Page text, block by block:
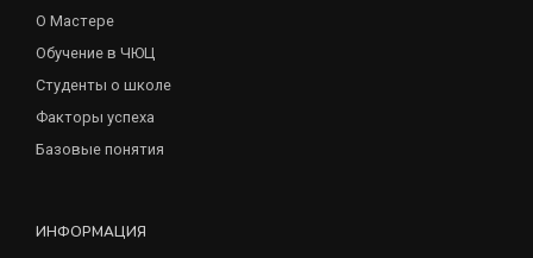
О Мастере
Обучение в ЧЮЦ
Студенты о школе
Факторы успеха
Базовые понятия
ИНФОРМАЦИЯ